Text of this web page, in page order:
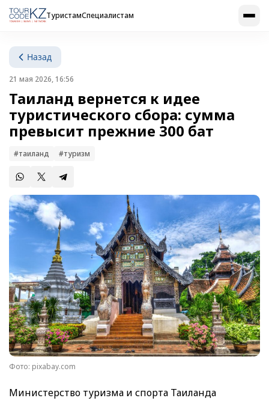
ТуристамСпециалистам
Назад
21 мая 2026, 16:56
Таиланд вернется к идее
туристического сбора: сумма
превысит прежние 300 бат
#таиланд #туризм
Фото: pixabay.com
Министерство туризма и спорта Таиланда